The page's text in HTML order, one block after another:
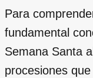
Para
fundamental
Semana Santa
procesiones